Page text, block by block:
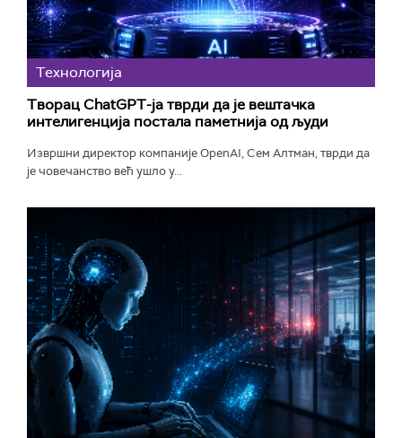
Технологијa
Творац ChatGPT-ја тврди да је вештачка
интелигенција постала паметнија од људи
Извршни директор компаније OpenAI, Сем Алтман, тврди да
је човечанство већ ушло у...